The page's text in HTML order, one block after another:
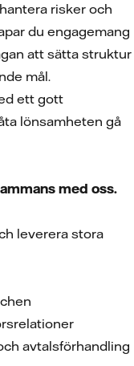
risker och
du engagemang
att sätta struktur
mål.
ett gott
lönsamheten gå
med oss.
leverera stora
avtalsförhandling